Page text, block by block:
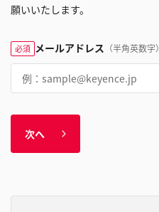
願いいたします。
必須 メールアドレス （半角英数字）
次へ